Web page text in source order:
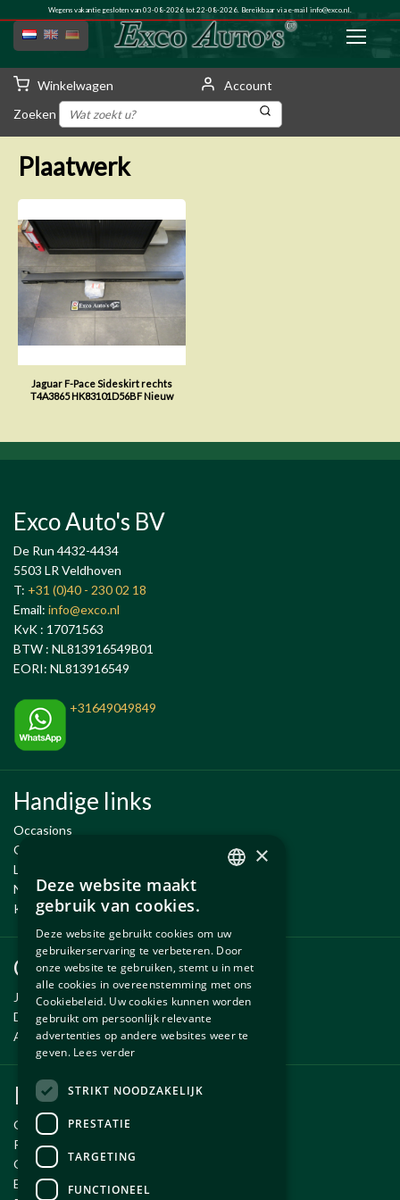
Wegens vakantie gesloten van 03-08-2026 tot 22-08-2026. Bereikbaar via e-mail info@exco.nl.
Winkelwagen
Account
Zoeken
Plaatwerk
Jaguar F-Pace Sideskirt rechts
T4A3865 HK83101D56BF Nieuw
Exco Auto's BV
De Run 4432-4434
5503 LR Veldhoven
T: +31 (0)40 - 230 02 18
Email: info@exco.nl
KvK : 17071563
BTW : NL813916549B01
EORI: NL813916549
+31649049849
Handige links
Occasions
Onderhoud en Reparatie
Leenauto tijdens onderhoud
Nieuwe en gebruikte onderdelen
Kennisbank
Onderdelen
Jaguar onderdelen
Daimler onderdelen
Aston Martin onderdelen
Klantenservice
Over Autobedrijf Exco
Routebeschrijving
Openingstijden
Email ons
×
Deze website maakt
gebruik van cookies.
Deze website gebruikt cookies om uw
gebruikerservaring te verbeteren. Door
onze website te gebruiken, stemt u in met
alle cookies in overeenstemming met ons
Cookiebeleid. Uw cookies kunnen worden
gebruikt om persoonlijk relevante
advertenties op andere websites weer te
geven. Lees verder
STRIKT NOODZAKELIJK
PRESTATIE
TARGETING
FUNCTIONEEL